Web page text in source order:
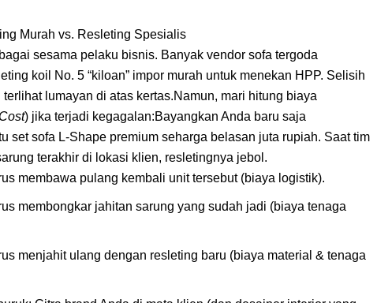
Murah vs. Resleting Spesialis
sesama pelaku bisnis. Banyak vendor sofa tergoda
koil No. 5 “kiloan” impor murah untuk menekan HPP. Selisih
lumayan di atas kertas.Namun, mari hitung biaya
) jika terjadi kegagalan:Bayangkan Anda baru saja
set sofa L-Shape premium seharga belasan juta rupiah. Saat tim
terakhir di lokasi klien, resletingnya jebol.
membawa pulang kembali unit tersebut (biaya logistik).
membongkar jahitan sarung yang sudah jadi (biaya tenaga
menjahit ulang dengan resleting baru (biaya material & tenaga